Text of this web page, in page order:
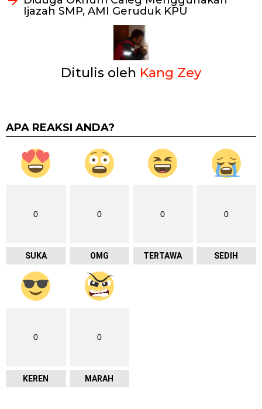
Ijazah SMP, AMI Geruduk KPU
Ditulis oleh Kang Zey
APA REAKSI ANDA?
0
SUKA
0
OMG
0
TERTAWA
0
SEDIH
0
KEREN
0
MARAH